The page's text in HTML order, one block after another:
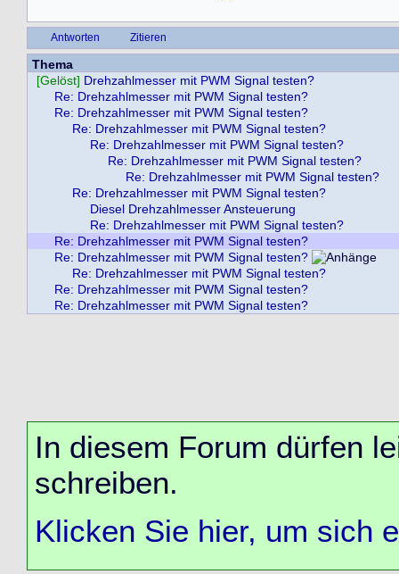
Antworten Zitieren
Thema
[Gelöst] Drehzahlmesser mit PWM Signal testen?
Re: Drehzahlmesser mit PWM Signal testen?
Re: Drehzahlmesser mit PWM Signal testen?
Re: Drehzahlmesser mit PWM Signal testen?
Re: Drehzahlmesser mit PWM Signal testen?
Re: Drehzahlmesser mit PWM Signal testen?
Re: Drehzahlmesser mit PWM Signal testen?
Re: Drehzahlmesser mit PWM Signal testen?
Diesel Drehzahlmesser Ansteuerung
Re: Drehzahlmesser mit PWM Signal testen?
Re: Drehzahlmesser mit PWM Signal testen?
Re: Drehzahlmesser mit PWM Signal testen?
Re: Drehzahlmesser mit PWM Signal testen?
Re: Drehzahlmesser mit PWM Signal testen?
Re: Drehzahlmesser mit PWM Signal testen?
In diesem Forum dürfen
schreiben.
Klicken Sie hier, um sich